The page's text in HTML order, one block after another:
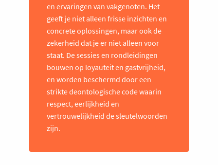
en ervaringen van vakgenoten. Het
geeft je niet alleen frisse inzichten en
concrete oplossingen, maar ook de
zekerheid dat je er niet alleen voor
staat. De sessies en rondleidingen
bouwen op loyauteit en gastvrijheid,
en worden beschermd door een
strikte deontologische code waarin
respect, eerlijkheid en
vertrouwelijkheid de sleutelwoorden
zijn.